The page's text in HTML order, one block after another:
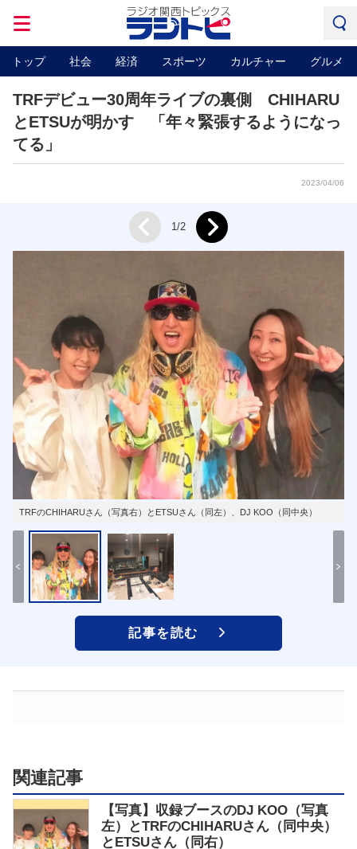
トップ 社会 経済 スポーツ カルチャー グルメ
TRFデビュー30周年ライブの裏側 CHIHARU
とETSUが明かす 「年々緊張するようになっ
てる」
2023/04/06
TRFのCHIHARUさん（写真右）とETSUさん（同左）、DJ KOO（同中央）
Prev 1/2 Next
記事を読む
関連記事
【写真】収録ブースのDJ KOO（写真
左）とTRFのCHIHARUさん（同中央）
とETSUさん（同右）